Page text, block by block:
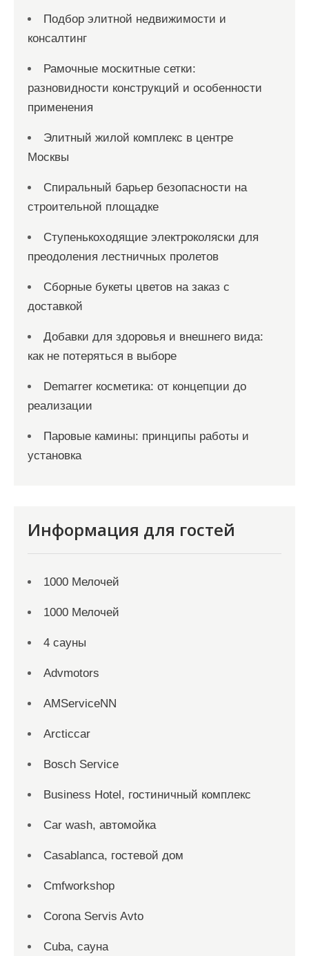
Подбор элитной недвижимости и
консалтинг
Рамочные москитные сетки:
разновидности конструкций и особенности
применения
Элитный жилой комплекс в центре
Москвы
Спиральный барьер безопасности на
строительной площадке
Ступенькоходящие электроколяски для
преодоления лестничных пролетов
Сборные букеты цветов на заказ с
доставкой
Добавки для здоровья и внешнего вида:
как не потеряться в выборе
Demarrer косметика: от концепции до
реализации
Паровые камины: принципы работы и
установка
Информация для гостей
1000 Мелочей
1000 Мелочей
4 сауны
Advmotors
AMServiceNN
Arcticcar
Bosch Service
Business Hotel, гостиничный комплекс
Car wash, автомойка
Casablanca, гостевой дом
Cmfworkshop
Corona Servis Avto
Cuba, сауна